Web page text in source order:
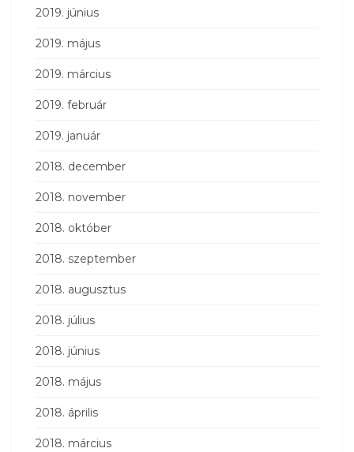
2019. június
2019. május
2019. március
2019. február
2019. január
2018. december
2018. november
2018. október
2018. szeptember
2018. augusztus
2018. július
2018. június
2018. május
2018. április
2018. március